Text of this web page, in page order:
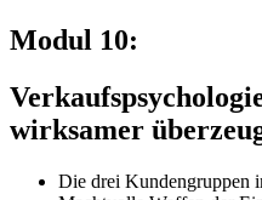
Modul 10:
wirksamer
Die drei Kundengruppen